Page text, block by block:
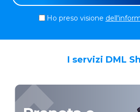
Ho preso visione
I servizi DML